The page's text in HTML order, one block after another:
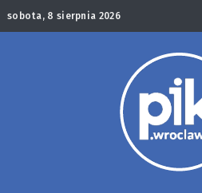
sobota, 8 sierpnia 2026